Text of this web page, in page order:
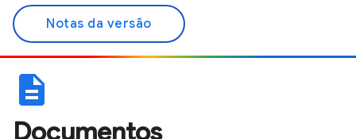
Notas da versão
description
Documentos